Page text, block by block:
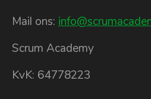
Mail ons:
Scrum Academy
KvK: 64778223